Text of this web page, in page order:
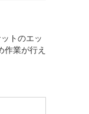
トのエッ
作業が行え